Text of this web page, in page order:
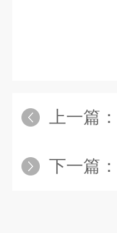
上一篇：
下一篇：